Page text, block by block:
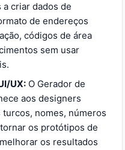
criar dados de
de endereços
códigos de área
sem usar
UX: O Gerador de
aos designers
nomes, números
os protótipos de
os resultados